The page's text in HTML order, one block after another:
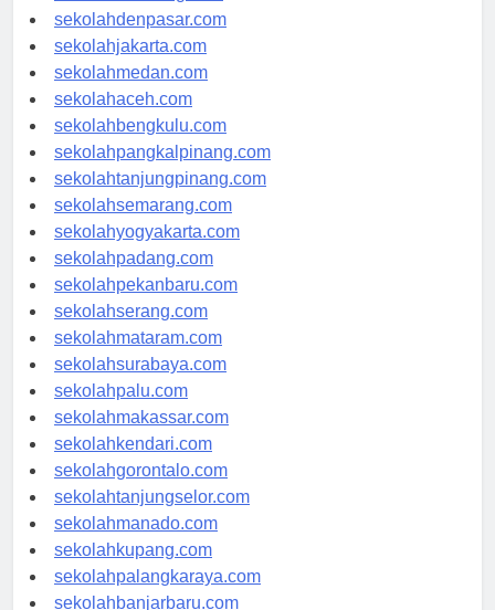
sekolahbandung.com
sekolahdenpasar.com
sekolahjakarta.com
sekolahmedan.com
sekolahaceh.com
sekolahbengkulu.com
sekolahpangkalpinang.com
sekolahtanjungpinang.com
sekolahsemarang.com
sekolahyogyakarta.com
sekolahpadang.com
sekolahpekanbaru.com
sekolahserang.com
sekolahmataram.com
sekolahsurabaya.com
sekolahpalu.com
sekolahmakassar.com
sekolahkendari.com
sekolahgorontalo.com
sekolahtanjungselor.com
sekolahmanado.com
sekolahkupang.com
sekolahpalangkaraya.com